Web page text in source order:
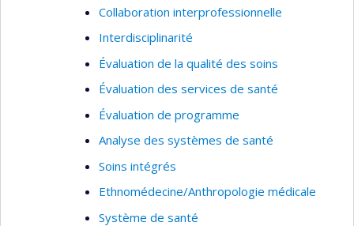
les stratégies pour renforcer l’utilisation et
la pérennisation des pratiques d’évaluation
dans les organisations de santé. Il explore
notamment le potentiel de l’intelligence
artificielle comme outil facilitateur, tout en
considérant ses limites et implications
éthiques.
Collaboration interprofessionnelle
Interdisciplinarité
Évaluation de la qualité des soins
Évaluation des services de santé
Évaluation de programme
Analyse des systèmes de santé
Soins intégrés
Ethnomédecine/Anthropologie médicale
Système de santé